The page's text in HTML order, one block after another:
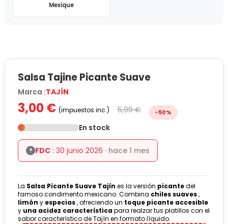
Mexique
Salsa Tajine Picante Suave
Marca :TAJÍN
3,00 € (impuestos inc.) 5,99 € -50%
En stock
? FDC : 30 junio 2026 · hace 1 mes
La Salsa Picante Suave Tajín es la versión picantedel
famoso condimento mexicano. Combina chiles suaves,
limón y especias, ofreciendo un toque picante accesible
y una acidez característicapara realzar tus platillos con el
sabor característico de Tajín en formato líquido.